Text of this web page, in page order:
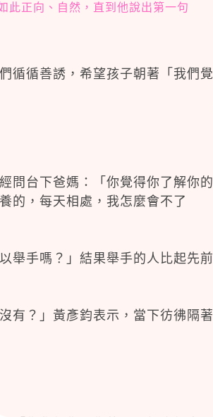
此正向、自然，直到他說出第一句
循循善誘，希望孩子朝著「我們覺
問台下爸媽：「你覺得你了解你的
的，每天相處，我怎麼會不了
舉手嗎？」結果舉手的人比起先前
有？」黃彥鈞表示，當下彷彿隔著